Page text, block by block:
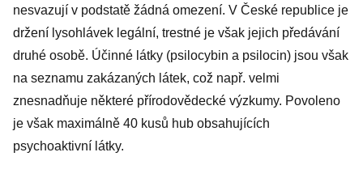
nesvazují v podstatě žádná omezení. V České republice je
držení lysohlávek legální, trestné je však jejich předávání
druhé osobě. Účinné látky (psilocybin a psilocin) jsou však
na seznamu zakázaných látek, což např. velmi
znesnadňuje některé přírodovědecké výzkumy. Povoleno
je však maximálně 40 kusů hub obsahujících
psychoaktivní látky.